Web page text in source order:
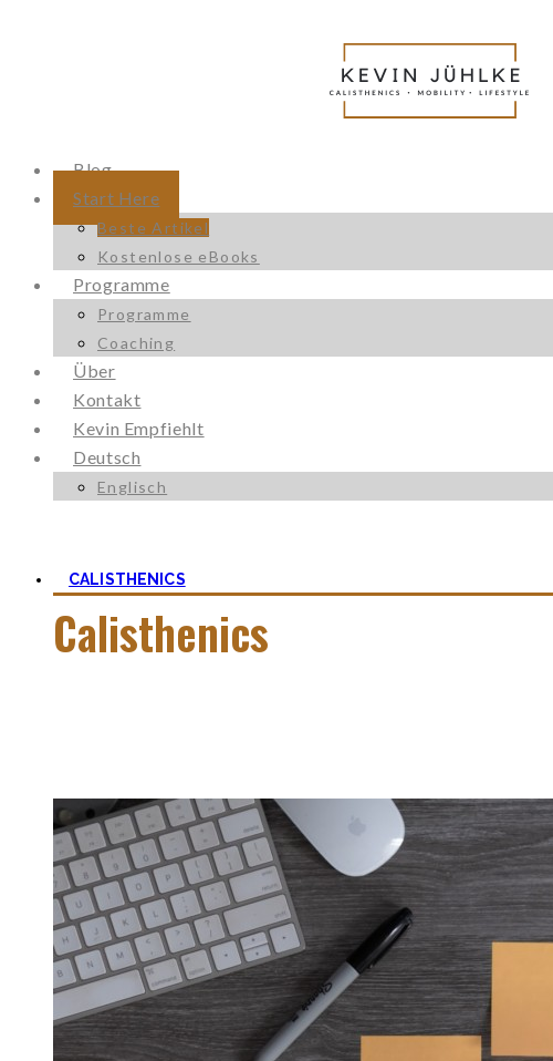
Blog
Start Here
Beste Artikel
Kostenlose eBooks
Programme
Programme
Coaching
Über
Kontakt
Kevin Empfiehlt
Deutsch
Englisch
CALISTHENICS
Calisthenics